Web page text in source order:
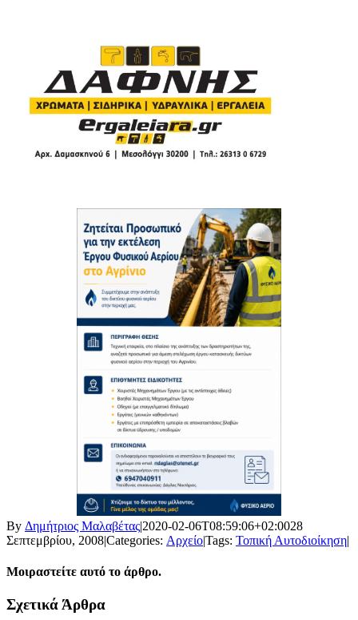
By Δημήτριος Μαλαβέτας|2020-02-06T08:59:06+02:0028
Σεπτεμβρίου, 2008|Categories: Αρχείο|Tags: Τοπική Αυτοδιοίκηση|
Μοιραστείτε αυτό το άρθρο.
Facebook
X
LinkedIn
WhatsApp
Email
Σχετικά Άρθρα